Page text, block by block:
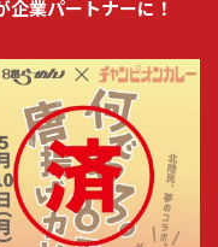
企業パートナーに！